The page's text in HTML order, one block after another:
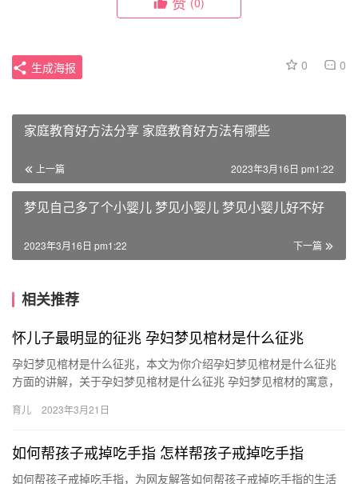
0 0
生成海报
家庭教育好方法分享 家庭教育好方法有哪些
上一篇 2023年3月16日 pm1:22
梦见自己多了个小婴儿 梦见小婴儿 梦见小婴儿好不好
下一篇
2023年3月16日 pm1:22
相关推荐
怀儿子最明显的征兆 孕妇梦见棺材是什么征兆
孕妇梦见棺材是什么征兆，本文为你介绍孕妇梦见棺材是什么征兆
方面的讲解，关于孕妇梦见棺材是什么征兆 孕妇梦见棺材的寓意，
…
育儿 2023年3月21日
如何帮孩子戒掉吃手指 怎样帮孩子戒掉吃手指
如何帮孩子戒掉吃手指，为网友解答如何帮孩子戒掉吃手指的生活